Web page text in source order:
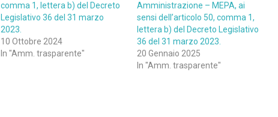
comma 1, lettera b) del Decreto
Legislativo 36 del 31 marzo
2023.
10 Ottobre 2024
In "Amm. trasparente"
Amministrazione – MEPA, ai
sensi dell’articolo 50, comma 1,
lettera b) del Decreto Legislativo
36 del 31 marzo 2023.
20 Gennaio 2025
In "Amm. trasparente"